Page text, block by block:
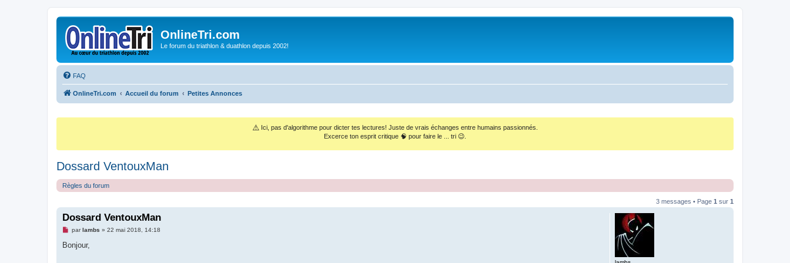
OnlineTri.com
Le forum du triathlon & duathlon depuis 2002!
FAQ
OnlineTri.com Accueil du forum Petites Annonces
⚠️ Ici, pas d'algorithme pour dicter tes lectures! Juste de vrais échanges entre humains passionnés.
Excerce ton esprit critique 🧠 pour faire le ... tri 😉.
Dossard VentouxMan
Règles du forum
3 messages • Page 1 sur 1
Dossard VentouxMan
M
s
parlambs » 22 mai 2018, 14:18
Bonjour,